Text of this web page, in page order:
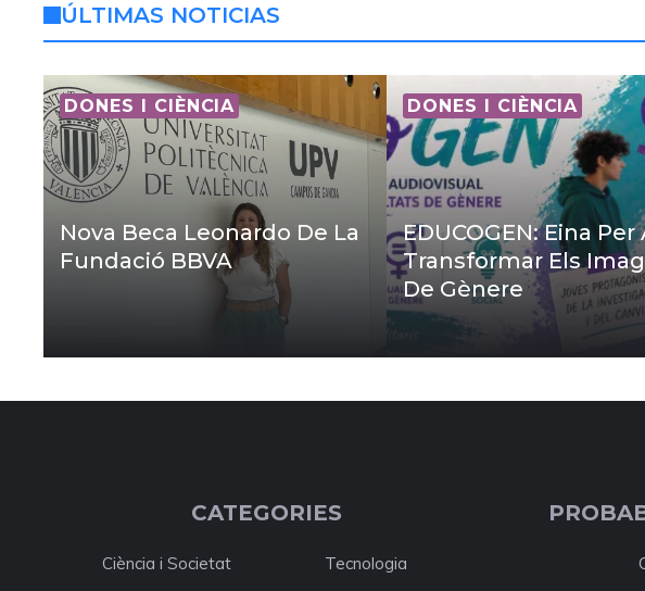
ÚLTIMAS NOTICIAS
DONES I CIÈNCIA
Nova Beca Leonardo De La
Fundació BBVA
DONES I CIÈNCIA
EDUCOGEN: Eina Per
Transformar Els
De Gènere
CATEGORIES
Ciència i Societat
Tecnologia